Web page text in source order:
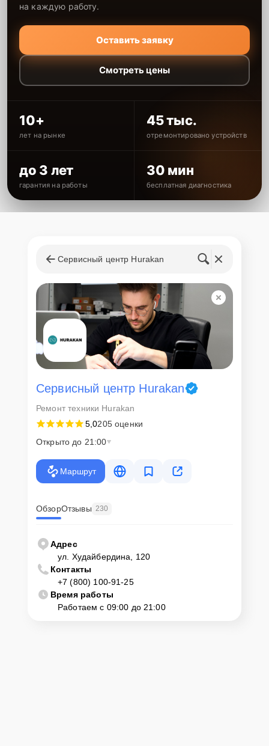
на каждую работу.
Оставить заявку
Смотреть цены
10+
лет на рынке
45 тыс.
отремонтировано устройств
до 3 лет
гарантия на работы
30 мин
бесплатная диагностика
Сервисный центр Hurakan
Сервисный центр Hurakan
Ремонт техники Hurakan
5,0205 оценки
Открыто до 21:00
Маршрут
ОбзорОтзывы 230
Адрес
ул. Худайбердина, 120
Контакты
+7 (800) 100-91-25
Время работы
Работаем с 09:00 до 21:00